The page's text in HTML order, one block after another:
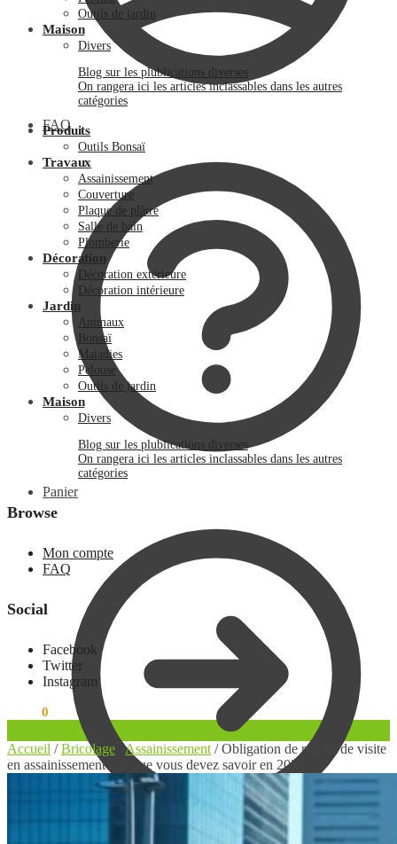
FAQ
Panier
Outils de jardin
Maison
Divers
Blog sur les plublications diverses
On rangera ici les articles inclassables dans les autres
catégories
Produits
Outils Bonsaï
Travaux
Assainissement
Couverture
Plaque de plâtre
Salle de bain
Plomberie
Décoration
Décoration extérieure
Décoration intérieure
Jardin
Animaux
Bonsaï
Maladies
Pelouse
Outils de jardin
Maison
Divers
Blog sur les plublications diverses
On rangera ici les articles inclassables dans les autres
catégories
Browse
Mon compte
FAQ
Social
Facebook
Twitter
Instagram
0
Accueil /Bricolage /Assainissement /Obligation de regard de visite
en assainissement : ce que vous devez savoir en 2025